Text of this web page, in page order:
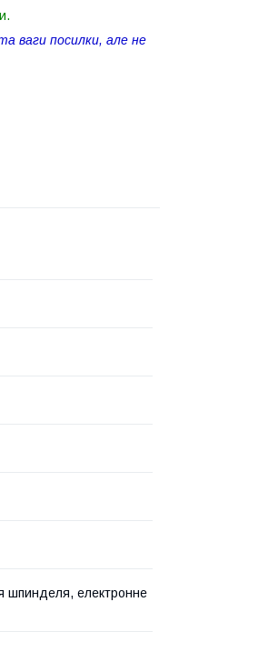
ваги посилки, але не
шпинделя, електронне